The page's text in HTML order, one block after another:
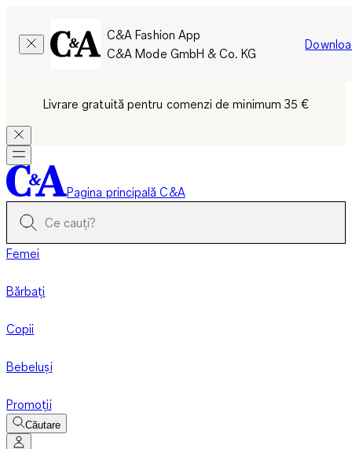
C&A Fashion App
C&A Mode GmbH & Co. KG
Livrare gratuită pentru comenzi de minimum 35 €
Pagina principală C&A
Femei
Bărbați
Copii
Bebeluși
Promoții
Căutare